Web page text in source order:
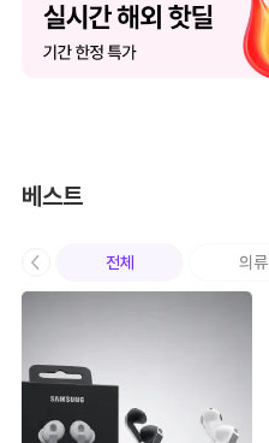
베스트
전체 의류